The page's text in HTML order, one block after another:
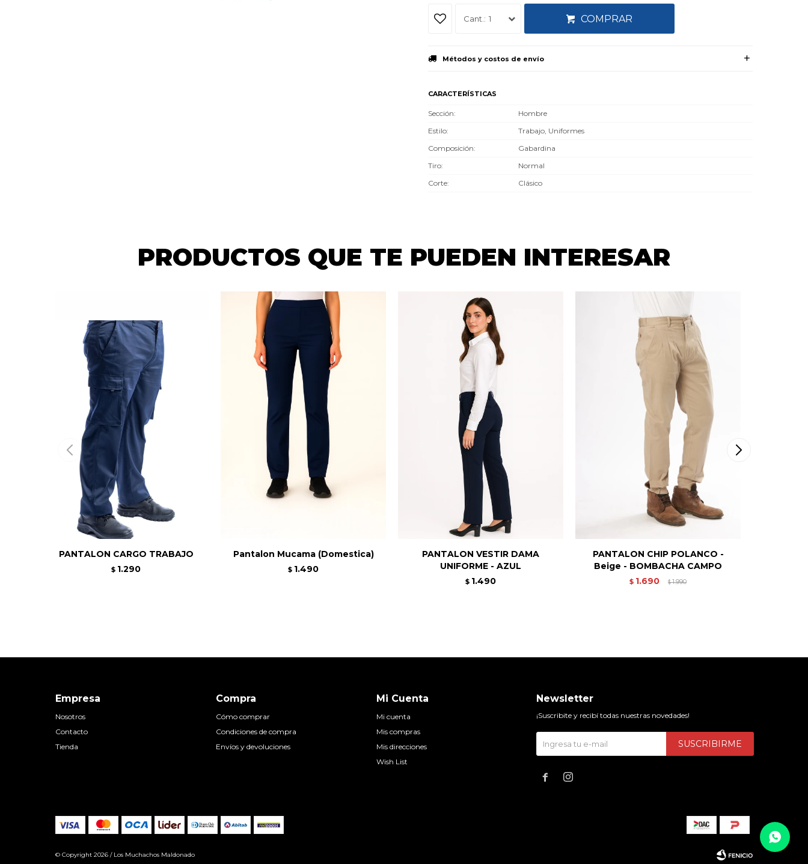
1 COMPRAR
Métodos y costos de envío
CARACTERÍSTICAS
Sección
Hombre
Estilo
Trabajo, Uniformes
Composición
Gabardina
Tiro
Normal
Corte
Clásico
PRODUCTOS QUE TE PUEDEN INTERESAR
PANTALON CARGO TRABAJO
$ 1.290
Pantalon Mucama (Domestica)
$ 1.490
PANTALON VESTIR DAMA
UNIFORME - AZUL
$ 1.490
PANTALON CHIP POLANCO -
Beige - BOMBACHA CAMPO
$ 1.690 $1.990
Empresa
Nosotros
Contacto
Tienda
Compra
Cómo comprar
Condiciones de compra
Envíos y devoluciones
Mi Cuenta
Mi cuenta
Mis compras
Mis direcciones
Wish List
Newsletter
¡Suscribite y recibí todas nuestras novedades!
SUSCRIBIRME
 
© Copyright 2026 / Los Muchachos Maldonado